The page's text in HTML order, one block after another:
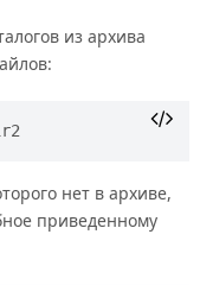
из архива
нет в архиве,
приведенному